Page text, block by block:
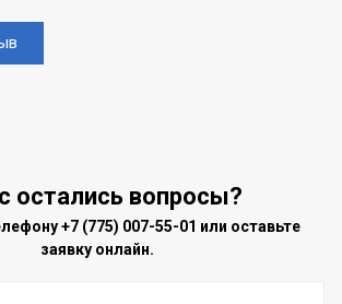
остались вопросы?
+7 (775) 007-55-01 или оставьте
заявку онлайн.